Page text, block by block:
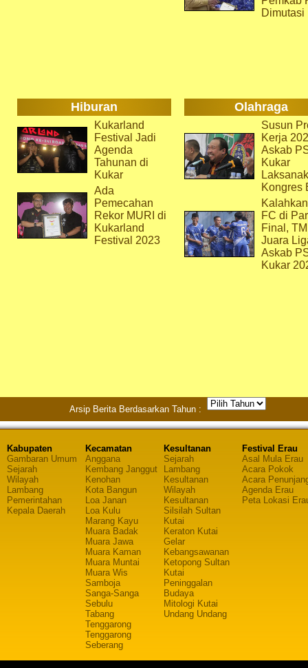
Dimutasi
Hiburan Olahraga
Kukarland
Festival Jadi
Agenda
Tahunan di
Kukar
Ada
Pemecahan
Rekor MURI di
Kukarland
Festival 2023
Susun
Kerja
Askab
Kukar
Kongres
FC di
Final,
Juara
Askab
Kukar
Arsip Berita Berdasarkan Tahun :
Kabupaten
Gambaran Umum
Sejarah
Wilayah
Lambang
Pemerintahan
Kepala Daerah
Kecamatan
Anggana
Kembang Janggut
Kenohan
Kota Bangun
Loa Janan
Loa Kulu
Marang Kayu
Muara Badak
Muara Jawa
Muara Kaman
Muara Muntai
Muara Wis
Samboja
Sanga-Sanga
Sebulu
Tabang
Tenggarong
Tenggarong
Seberang
Kesultanan
Sejarah
Lambang
Kesultanan
Wilayah
Kesultanan
Silsilah Sultan
Kutai
Keraton Kutai
Gelar
Kebangsawanan
Ketopong Sultan
Kutai
Peninggalan
Budaya
Mitologi Kutai
Undang Undang
Festival Erau
Asal Mula Erau
Acara Pokok
Acara
Agenda Erau
Peta Lokasi